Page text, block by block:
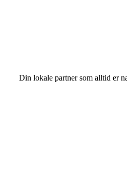
Din lokale partner som alltid er